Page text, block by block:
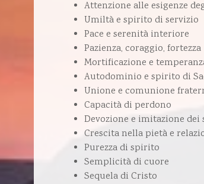
Attenzione alle esigenze
Umiltà e spirito di servizio
Pace e serenità interiore
Pazienza, coraggio, fortezza
Mortificazione e
Autodominio e spirito di
Unione e comunione
Capacità di perdono
Devozione e imitazione dei
Crescita nella pietà e
Purezza di spirito
Semplicità di cuore
Sequela di Cristo